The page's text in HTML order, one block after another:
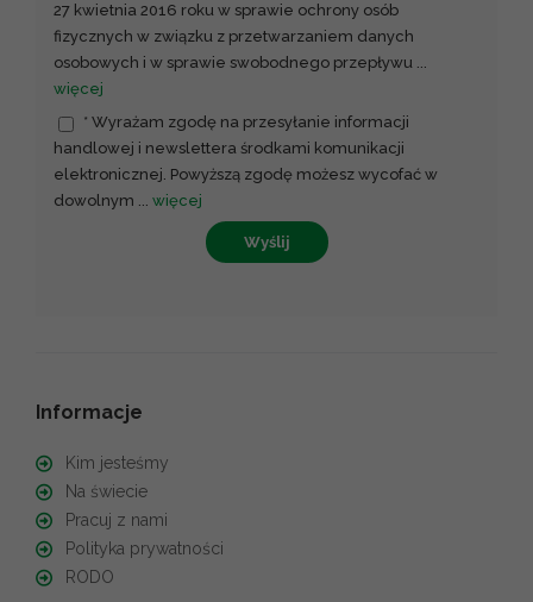
27 kwietnia 2016 roku w sprawie ochrony osób
fizycznych w związku z przetwarzaniem danych
osobowych i w sprawie swobodnego przepływu ...
więcej
* Wyrażam zgodę na przesyłanie informacji
handlowej i newslettera środkami komunikacji
elektronicznej. Powyższą zgodę możesz wycofać w
dowolnym ... więcej
Wyślij
Informacje
Kim jesteśmy
Na świecie
Pracuj z nami
Polityka prywatności
RODO